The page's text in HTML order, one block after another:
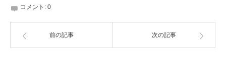
コメント: 0
前の記事 次の記事